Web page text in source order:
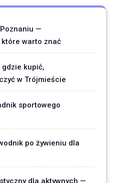
—
warto znać
gdzie kupić,
w Trójmieście
sportowego
po żywieniu dla
dla aktywnych —